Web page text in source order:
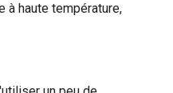
à haute température,